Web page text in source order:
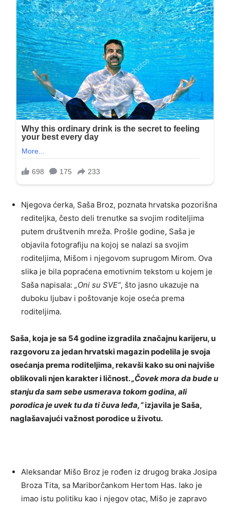
Njegova ćerka, Saša Broz, poznata hrvatska pozorišna
rediteljka, često deli trenutke sa svojim roditeljima
putem društvenih mreža. Prošle godine, Saša je
objavila fotografiju na kojoj se nalazi sa svojim
roditeljima, Mišom i njegovom suprugom Mirom. Ova
slika je bila popraćena emotivnim tekstom u kojem je
Saša napisala: „Oni su SVE“, što jasno ukazuje na
duboku ljubav i poštovanje koje oseća prema
roditeljima.
Saša, koja je sa 54 godine izgradila značajnu karijeru, u
razgovoru za jedan hrvatski magazin podelila je svoja
osećanja prema roditeljima, rekavši kako su oni najviše
oblikovali njen karakter i ličnost.„Čovek mora da bude u
stanju da sam sebe usmerava tokom godina, ali
porodica je uvek tu da ti čuva leđa,“izjavila je Saša,
naglašavajući važnost porodice u životu.
Aleksandar Mišo Broz je rođen iz drugog braka Josipa
Broza Tita, sa Mariborčankom Hertom Has. Iako je
imao istu politiku kao i njegov otac, Mišo je zapravo